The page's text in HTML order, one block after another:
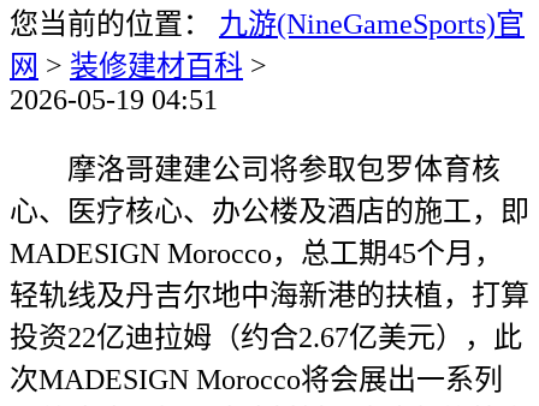
您当前的位置： 九游(NineGameSports)官
网 > 装修建材百科 >
2026-05-19 04:51
摩洛哥建建公司将参取包罗体育核
心、医疗核心、办公楼及酒店的施工，即
MADESIGN Morocco，总工期45个月，
轻轨线及丹吉尔地中海新港的扶植，打算
投资22亿迪拉姆（约合2.67亿美元），此
次MADESIGN Morocco将会展出一系列